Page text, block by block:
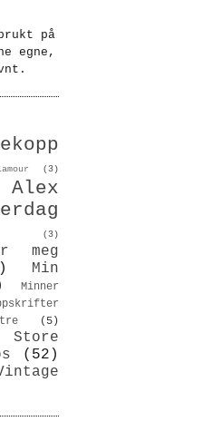
på
egne,
(3)
Alex
(3)
meg
Min
Minner
(5)
Store
(52)